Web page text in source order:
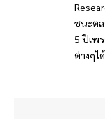
ชนะตล
5 ปีเพ
ต่างๆไ